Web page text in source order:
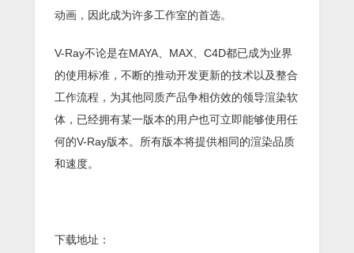
动画，因此成为许多工作室的首选。
V-Ray不论是在MAYA、MAX、C4D都已成为业界
的使用标准，不断的推动开发更新的技术以及整合
工作流程，为其他同质产品争相仿效的领导渲染软
体，已经拥有某一版本的用户也可立即能够使用任
何的V-Ray版本。所有版本将提供相同的渲染品质
和速度。
下载地址：